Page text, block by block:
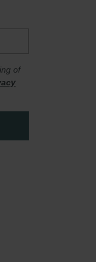
of